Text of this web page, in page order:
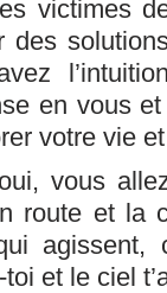
victimes
des
en vous
votre vie
vous
route et la
agissent,
et le ciel